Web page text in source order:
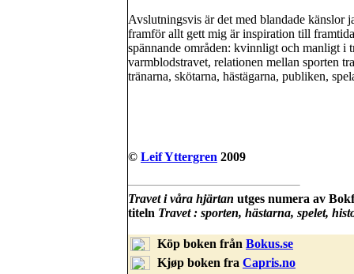
Avslutningsvis är det med blandade känslor
framför allt gett mig är inspiration till
spännande områden: kvinnligt och manligt i
varmblodstravet, relationen mellan sporten
tränarna, skötarna, hästägarna, publiken,
© Leif Yttergren 2009
Travet i våra hjärtan utges numera av
titeln Travet : sporten, hästarna, spelet,
Köp boken från Bokus.se
Kjøp boken fra Capris.no